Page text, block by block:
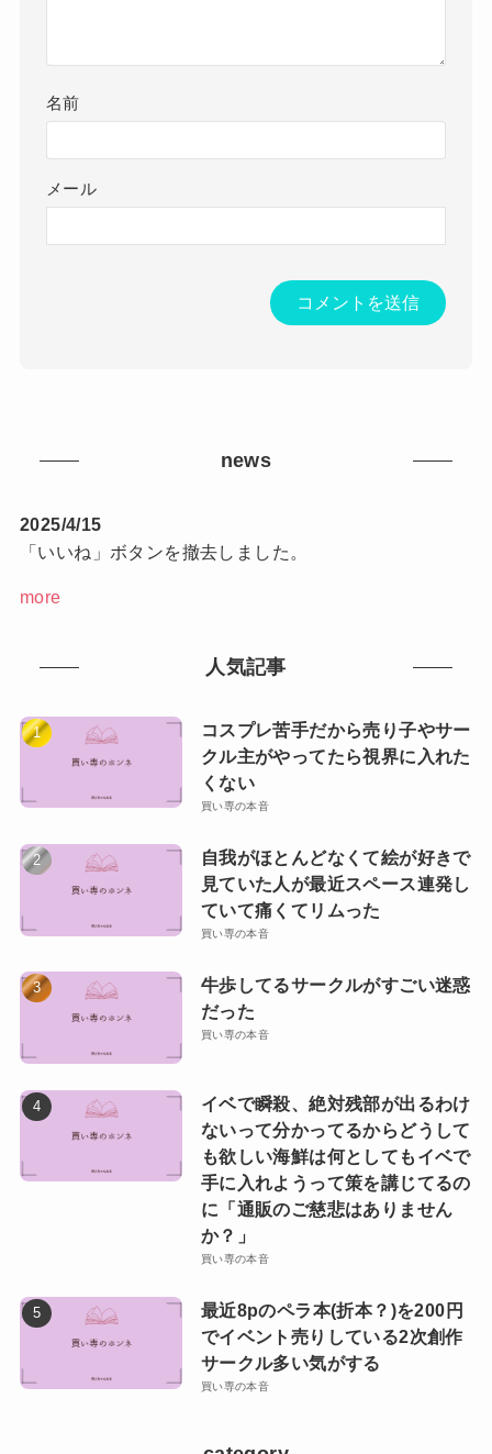
名前
メール
news
2025/4/15
「いいね」ボタンを撤去しました。
more
人気記事
コスプレ苦手だから売り子やサー
クル主がやってたら視界に入れた
くない
買い専の本音
自我がほとんどなくて絵が好きで
見ていた人が最近スペース連発し
ていて痛くてリムった
買い専の本音
牛歩してるサークルがすごい迷惑
だった
買い専の本音
イベで瞬殺、絶対残部が出るわけ
ないって分かってるからどうして
も欲しい海鮮は何としてもイベで
手に入れようって策を講じてるの
に「通販のご慈悲はありません
か？」
買い専の本音
最近8pのペラ本(折本？)を200円
でイベント売りしている2次創作
サークル多い気がする
買い専の本音